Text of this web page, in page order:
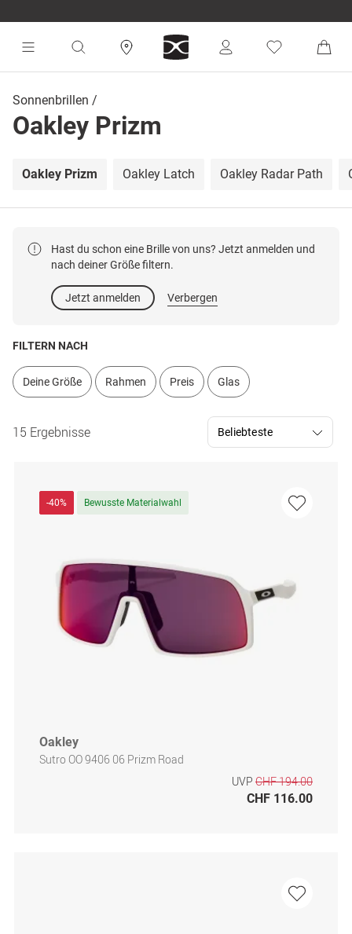
Sonnenbrillen
Oakley Prizm
Oakley Prizm Oakley Latch Oakley Radar Path
Hast du schon eine Brille von uns? Jetzt anmelden und
nach deiner Größe filtern.
Jetzt anmelden Verbergen
FILTERN NACH
Deine Größe Rahmen Preis Glas
15 Ergebnisse
-40% Bewusste Materialwahl
Oakley
Sutro OO 9406 06 Prizm Road
UVP CHF 194.00
CHF 116.00